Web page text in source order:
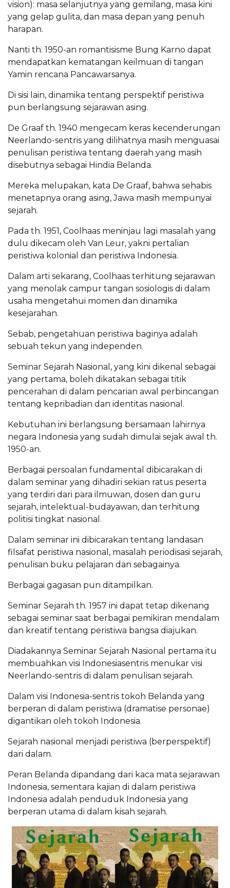
vision): masa selanjutnya yang gemilang, masa kini
yang gelap gulita, dan masa depan yang penuh
harapan.
Nanti th. 1950-an romantisisme Bung Karno dapat
mendapatkan kematangan keilmuan di tangan
Yamin rencana Pancawarsanya.
Di sisi lain, dinamika tentang perspektif peristiwa
pun berlangsung sejarawan asing.
De Graaf th. 1940 mengecam keras kecenderungan
Neerlando-sentris yang dilihatnya masih menguasai
penulisan peristiwa tentang daerah yang masih
disebutnya sebagai Hindia Belanda.
Mereka melupakan, kata De Graaf, bahwa sehabis
menetapnya orang asing, Jawa masih mempunyai
sejarah.
Pada th. 1951, Coolhaas meninjau lagi masalah yang
dulu dikecam oleh Van Leur, yakni pertalian
peristiwa kolonial dan peristiwa Indonesia.
Dalam arti sekarang, Coolhaas terhitung sejarawan
yang menolak campur tangan sosiologis di dalam
usaha mengetahui momen dan dinamika
kesejarahan.
Sebab, pengetahuan peristiwa baginya adalah
sebuah tekun yang independen.
Seminar Sejarah Nasional, yang kini dikenal sebagai
yang pertama, boleh dikatakan sebagai titik
pencerahan di dalam pencarian awal perbincangan
tentang kepribadian dan identitas nasional.
Kebutuhan ini berlangsung bersamaan lahirnya
negara Indonesia yang sudah dimulai sejak awal th.
1950-an.
Berbagai persoalan fundamental dibicarakan di
dalam seminar yang dihadiri sekian ratus peserta
yang terdiri dari para ilmuwan, dosen dan guru
sejarah, intelektual-budayawan, dan terhitung
politisi tingkat nasional.
Dalam seminar ini dibicarakan tentang landasan
filsafat peristiwa nasional, masalah periodisasi sejarah,
penulisan buku pelajaran dan sebagainya.
Berbagai gagasan pun ditampilkan.
Seminar Sejarah th. 1957 ini dapat tetap dikenang
sebagai seminar saat berbagai pemikiran mendalam
dan kreatif tentang peristiwa bangsa diajukan.
Diadakannya Seminar Sejarah Nasional pertama itu
membuahkan visi Indonesiasentris menukar visi
Neerlando-sentris di dalam penulisan sejarah.
Dalam visi Indonesia-sentris tokoh Belanda yang
berperan di dalam peristiwa (dramatise personae)
digantikan oleh tokoh Indonesia.
Sejarah nasional menjadi peristiwa (berperspektif)
dari dalam.
Peran Belanda dipandang dari kaca mata sejarawan
Indonesia, sementara kajian di dalam peristiwa
Indonesia adalah penduduk Indonesia yang
berperan utama di dalam kisah sejarah.